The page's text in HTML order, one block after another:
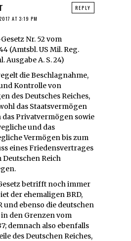
AT 3:19 PM
Nr. 52 vom
(Amtsbl. US Mil. Reg.
Ausgabe A. S. 24)
die Beschlagnahme,
Kontrolle von
des Deutsches Reiches,
das Staatsvermögen
das Privatvermögen sowie
und das
Vermögen bis zum
eines Friedensvertrages
Deutschen Reich
betrifft noch immer
der ehemaligen BRD,
und ebenso die deutschen
in den Grenzen vom
demnach also ebenfalls
des Deutschen Reiches,
REPLY